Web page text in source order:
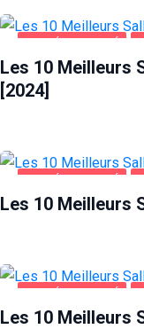
SANTÉ ET BEAUTÉ
Les 10 Meilleurs
[2024]
SANTÉ ET BEAUTÉ
Les 10 Meilleurs
SANTÉ ET BEAUTÉ
Les 10 Meilleurs